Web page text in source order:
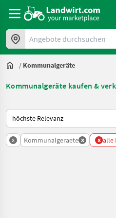
Angebote durchsuchen
/ Kommunalgeräte
Kommunalgeräte kaufen &
So wird auf Landwirt.com sortiert
x Kommunalgeraete x x alle